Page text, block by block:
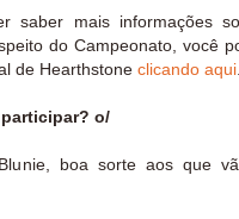
saber mais informações
do Campeonato, você
de Hearthstone clicando aqui
o/
boa sorte aos que